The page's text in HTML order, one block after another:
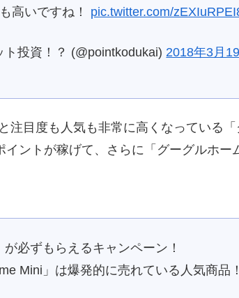
高いですね！ pic.twitter.com/
投資！？ (@pointkodukai) 2018年3月
注目度も人気も非常に高くなっている
ントが稼げて、さらに「グーグルホー
必ずもらえるキャンペーン！
Mini」は爆発的に売れている人気商品！